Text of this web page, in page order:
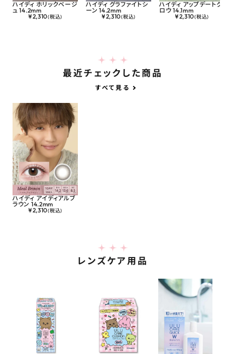
ハイディ ホリックベージ
ュ 14.2mm
¥2,310(税込)
ハイディ グラファイトシ
ーン 14.2mm
¥2,310(税込)
ハイディ アップデートグ
ロウ 14.1mm
¥2,310(税込)
最近チェックした商品
すべて見る
ハイディ アイディアルブ
ラウン 14.2mm
¥2,310(税込)
レンズケア用品